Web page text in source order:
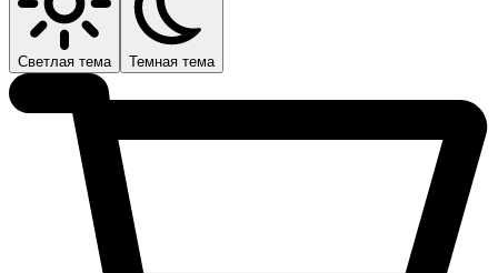
Светлая тема Темная тема